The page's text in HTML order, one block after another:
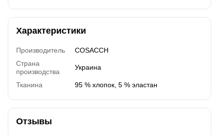
Характеристики
Производитель
COSACCH
Страна
производства
Украина
Тканина 95 % хлопок, 5 % эластан
Отзывы